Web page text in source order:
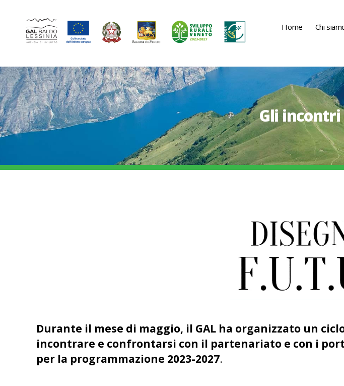
Baldo-
Lessina
Home Chi
Gli incontri
Durante il mese di maggio, il GAL ha organizzato un
incontrare e confrontarsi con il partenariato e con i
per la programmazione 2023-2027.